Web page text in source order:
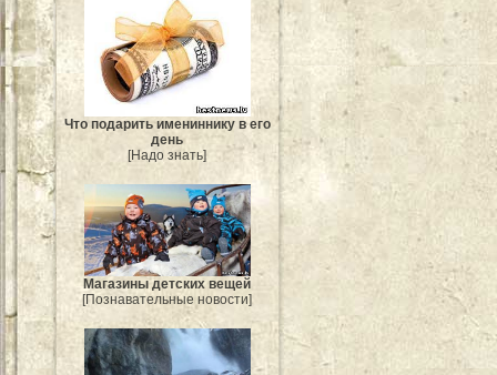
Что подарить имениннику в его
день
[Надо знать]
Магазины детских вещей
[Познавательные новости]